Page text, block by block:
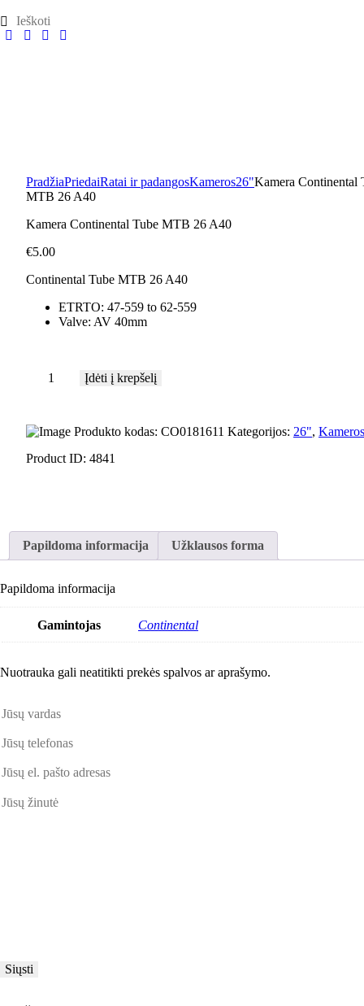
PradžiaPriedaiRatai ir padangosKameros26"Kamera Continental
MTB 26 A40
Kamera Continental Tube MTB 26 A40
€5.00
Continental Tube MTB 26 A40
ETRTO: 47-559 to 62-559
Valve: AV 40mm
Įdėti į krepšelį
Produkto kodas: CO0181611 Kategorijos: 26", Kameros
Product ID: 4841
Papildoma informacija Užklausos forma
Papildoma informacija
Gamintojas Continental
Nuotrauka gali neatitikti prekės spalvos ar aprašymo.